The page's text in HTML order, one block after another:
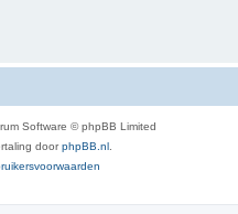
Software © phpBB Limited
doorphpBB.nl .